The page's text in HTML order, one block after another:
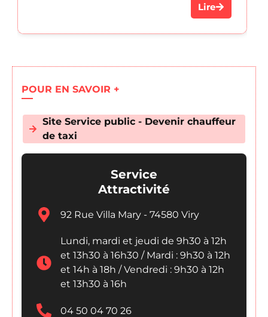
Lire
POUR EN SAVOIR +
Site Service public - Devenir chauffeur
de taxi
Service
Attractivité
92 Rue Villa Mary - 74580 Viry
Lundi, mardi et jeudi de 9h30 à 12h
et 13h30 à 16h30 / Mardi : 9h30 à 12h
et 14h à 18h / Vendredi : 9h30 à 12h
et 13h30 à 16h
04 50 04 70 26